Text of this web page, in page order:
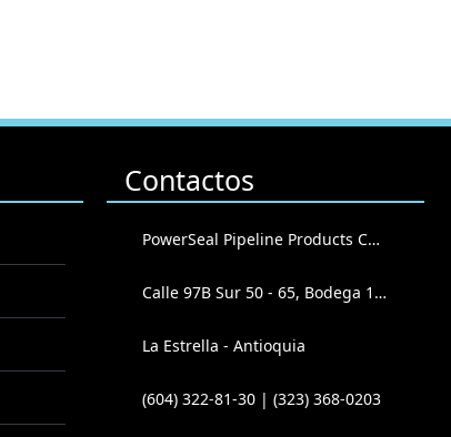
Contactos
PowerSeal Pipeline Products Corporation
Calle 97B Sur 50 - 65, Bodega 102
La Estrella - Antioquia
(604) 322-81-30 | (323) 368-0203